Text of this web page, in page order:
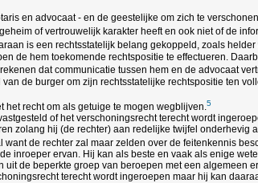
en advocaat - en de geestelijke om zich te
of vertrouwelijk karakter heeft en ook niet of de
is een rechtsstatelijk belang gekoppeld, zoals
de hem toekomende rechtspositie te effectueren.
dat communicatie tussen hem en de advocaat
de burger om zijn rechtsstatelijke rechtspositie ten
het recht om als getuige te mogen wegblijven.5
of het verschoningsrecht terecht wordt
zolang hij (de rechter) aan redelijke twijfel
want de rechter zal maar zelden over de feitenkennis
inroeper ervan. Hij kan als beste en vaak als enige
de beperkte groep van beroepen met een algemeen
terecht wordt ingeroepen maar hij kan